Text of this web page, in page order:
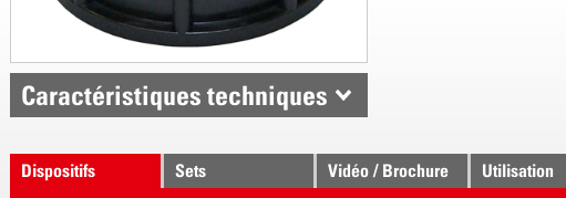
Caractéristiques techniques
Dispositifs
Sets Vidéo / Brochure Utilisation